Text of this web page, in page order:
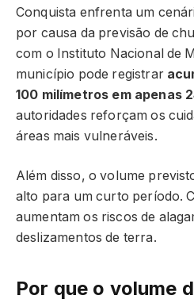
Conquista enfrenta um
por causa da previsão de
com o Instituto Nacional de
município pode registrar
100 milímetros em apenas
autoridades reforçam os
áreas mais vulneráveis.
Além disso, o volume
alto para um curto período.
aumentam os riscos de
deslizamentos de terra.
Por que o volume